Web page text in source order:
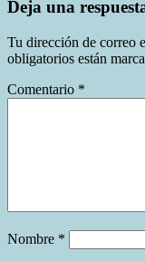
Deja una
Tu dirección de correo
obligatorios están
Comentario *
Nombre *